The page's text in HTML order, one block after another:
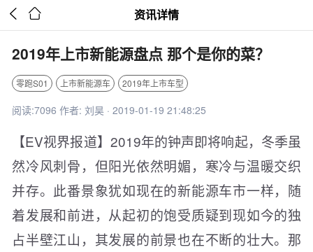
  资讯详情
2019年上市新能源盘点 那个是你的菜？
零跑S01 上市新能源车 2019年上市车型
阅读:7096 作者: 刘昊 · 2019-01-19 21:48:25
【EV视界报道】2019年的钟声即将响起，冬季虽
然冷风刺骨，但阳光依然明媚，寒冷与温暖交织
并存。此番景象犹如现在的新能源车市一样，随
着发展和前进，从起初的饱受质疑到现如今的独
占半壁江山，其发展的前景也在不断的壮大。那